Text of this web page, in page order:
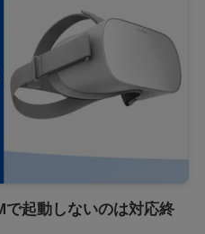
で起動しないのは対応終